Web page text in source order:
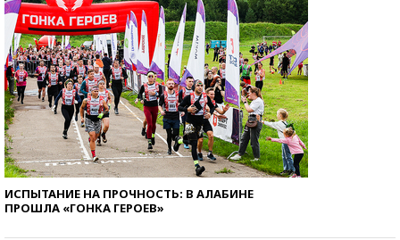
ИСПЫТАНИЕ НА ПРОЧНОСТЬ: В АЛАБИНЕ
ПРОШЛА «ГОНКА ГЕРОЕВ»